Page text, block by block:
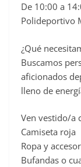
De 10:00 a
Polideportivo
¿Qué
Buscamos
aficionados
lleno de
Ven vestido/a
Camiseta roja
Ropa y
Bufandas o